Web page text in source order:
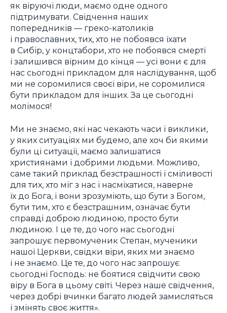
як віруючі люди, маємо одне одного
підтримувати. Свідчення наших
попередників — греко-католиків
і православних, тих, хто не побоявся їхати
в Сибір, у концтабори, хто не побоявся смерті
і залишився вірним до кінця — усі вони є для
нас сьогодні прикладом для наслідування, щоб
ми не соромилися своєї віри, не соромилися
бути прикладом для інших. За це сьогодні
молімося!
Ми не знаємо, які нас чекають часи і виклики,
у яких ситуаціях ми будемо, але хоч би якими
були ці ситуації, маємо залишатися
християнами і добрими людьми. Можливо,
саме такий приклад безстрашності і сміливості
для тих, хто міг з нас і насміхатися, наверне
їх до Бога, і вони зрозуміють, що бути з Богом,
бути тим, хто є безстрашним, означає бути
справді доброю людиною, просто бути
людиною. І це те, до чого нас сьогодні
запрошує первомученик Степан, мученики
нашої Церкви, свідки віри, яких ми знаємо
і не знаємо. Це те, до чого нас запрошує
сьогодні Господь: не боятися свідчити свою
віру в Бога в цьому світі. Через наше свідчення,
через добрі вчинки багато людей замисляться
і змінять своє життя».